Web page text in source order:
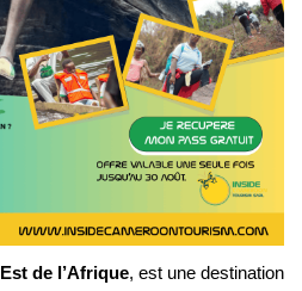
Est de l’Afrique, est une destination